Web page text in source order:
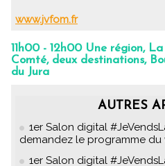
www.jvfom.fr
11h00 - 12h00 Une région,
Comté, deux destinations,
du Jura
AUTRES
1er Salon digital
demandez le programme du
1er Salon digital